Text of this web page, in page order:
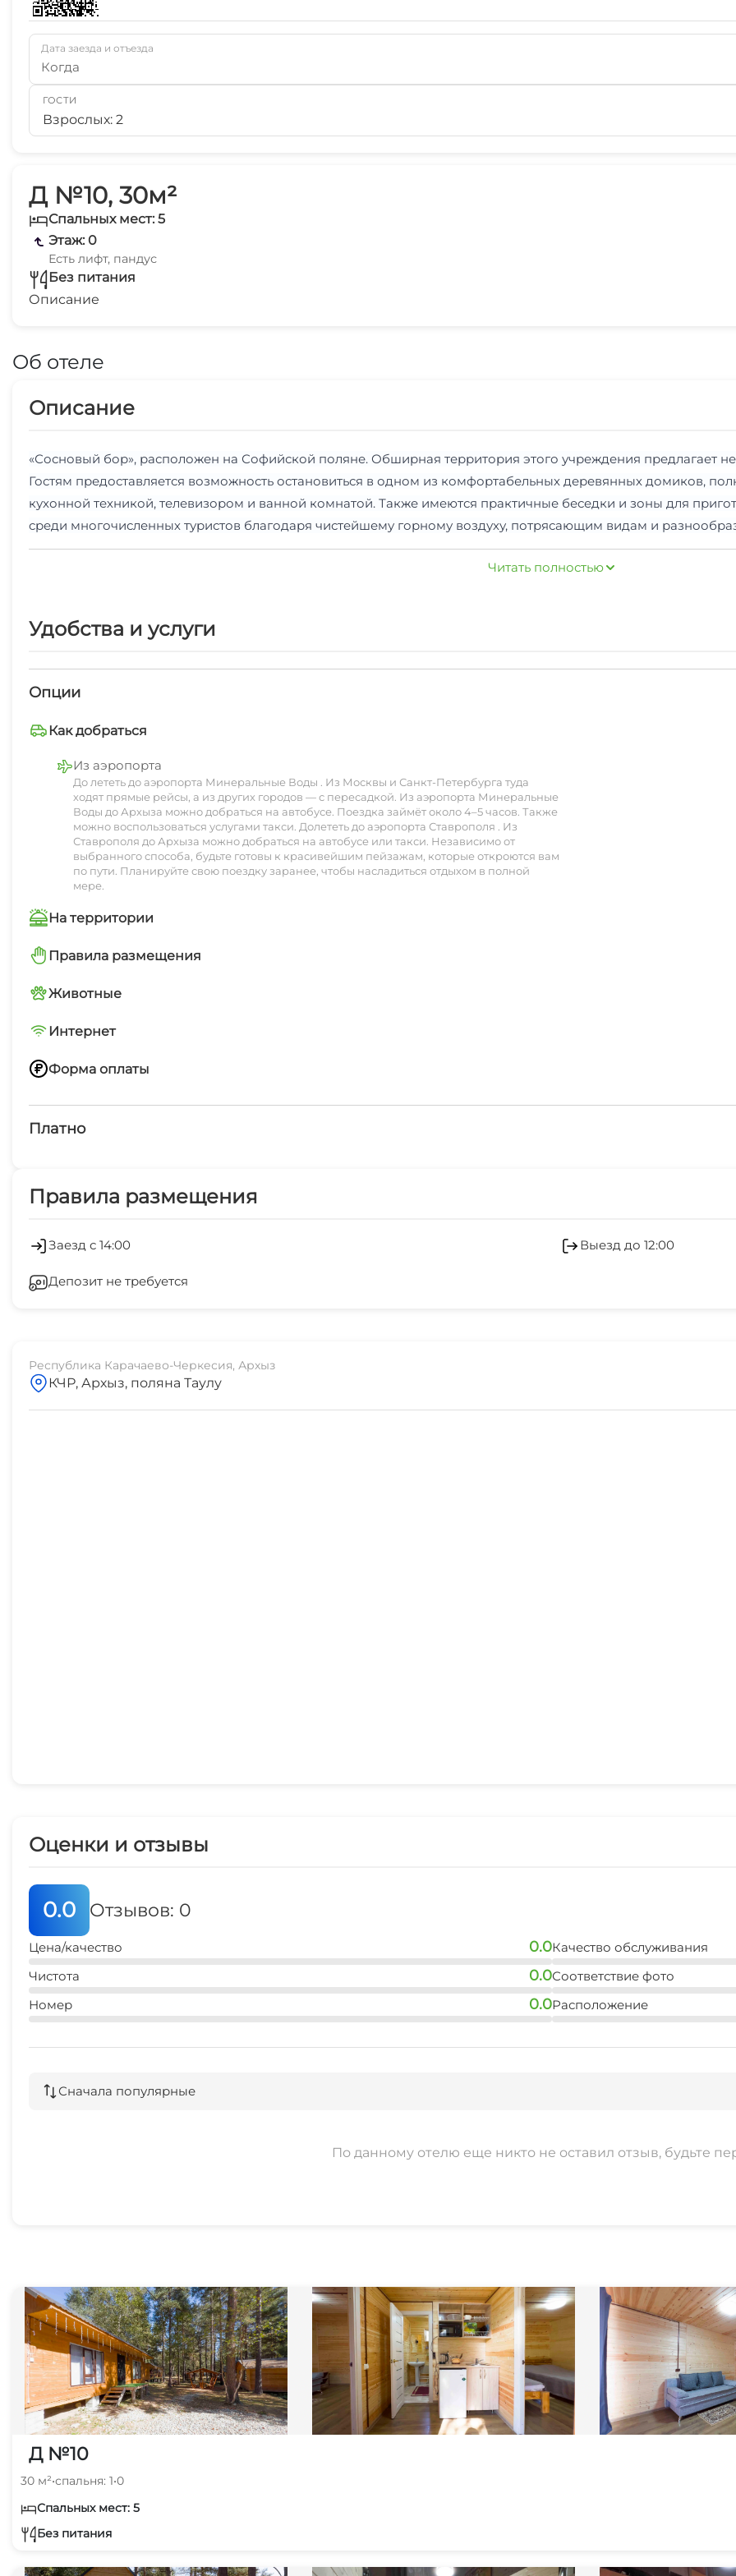
Д №10, 30м²
Спальных мест: 5
Этаж: 0
Есть лифт, пандус
Без питания
Описание
Об отеле
Описание
«Сосновый бор», расположен на Софийской поляне. Обширная территория этого учреждения предлагает
Гостям предоставляется возможность остановиться в одном из комфортабельных деревянных домиков,
кухонной техникой, телевизором и ванной комнатой. Также имеются практичные беседки и зоны для
среди многочисленных туристов благодаря чистейшему горному воздуху, потрясающим видам и
Кроме того, «Сосновый бор» предлагает множество активностей для любителей активного отдыха. Здесь
видами.
Для семейных поездок на базе отдыха предусмотрены специальные программы для детей, включая
На территории базы расположены уютные кафе и рестораны, где можно попробовать блюда местной кухни,
Завтраки на террасе с видом на горные вершины становятся настоящим наслаждением для гостей.
Таким образом, «Сосновый бор» — это идеальное место для тех, кто хочет провести время на лоне природы,
отдыхом и комфортом.
Читать полностью
Удобства и услуги
Опции
Как добраться
Из аэропорта
До лететь до аэропорта Минеральные Воды . Из Москвы и Санкт-Петербурга туда
ходят прямые рейсы, а из других городов — с пересадкой. Из аэропорта Минеральные
Воды до Архыза можно добраться на автобусе. Поездка займёт около 4–5 часов. Также
можно воспользоваться услугами такси. Долететь до аэропорта Ставрополя . Из
Ставрополя до Архыза можно добраться на автобусе или такси. Независимо от
выбранного способа, будьте готовы к красивейшим пейзажам, которые откроются вам
по пути. Планируйте свою поездку заранее, чтобы насладиться отдыхом в полной
мере.
На территории
Зеленый двор
Сибирский чан
Баня
Правила размещения
Запрещено курить в номерах
Животные
С домашними животными по договоренности
Интернет
Бесплатный WiFi
Форма оплаты
Переводом по номеру телефона Наличные
Платно
Трансфер
Рафтинг Джиппинг
Экскурсии по запросу
Правила размещения
Заезд с 14:00 Выезд до 12:00
Депозит не требуется
Республика Карачаево-Черкесия, Архыз
КЧР, Архыз, поляна Таулу
Оценки и отзывы
0.0 Отзывов: 0
Цена/качество 0.0
Чистота 0.0
Номер 0.0
Качество обслуживания
Соответствие фото
Расположение
Сначала популярные
По данному отелю еще никто не оставил отзыв, будьте
Д №10
30 м²•спальня: 1•0
Спальных мест: 5
Без питания
Дата заезда и отъезда
Когда
ГОСТИ
Взрослых: 2